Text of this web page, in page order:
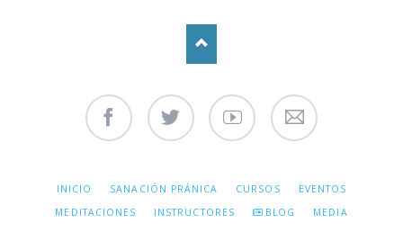
SALTAR
INICIO SANACIÓN PRÁNICA CURSOS
EVENTOS
MEDITACIONES
INSTRUCTORES BLOG MEDIA